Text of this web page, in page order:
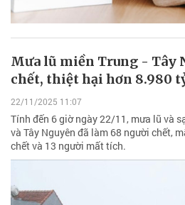
Mưa lũ miền Trung - Tây
chết, thiệt hại hơn 8.980
22/11/2025 11:07
Tính đến 6 giờ ngày 22/11, mưa lũ và
và Tây Nguyên đã làm 68 người chết,
chết và 13 người mất tích.